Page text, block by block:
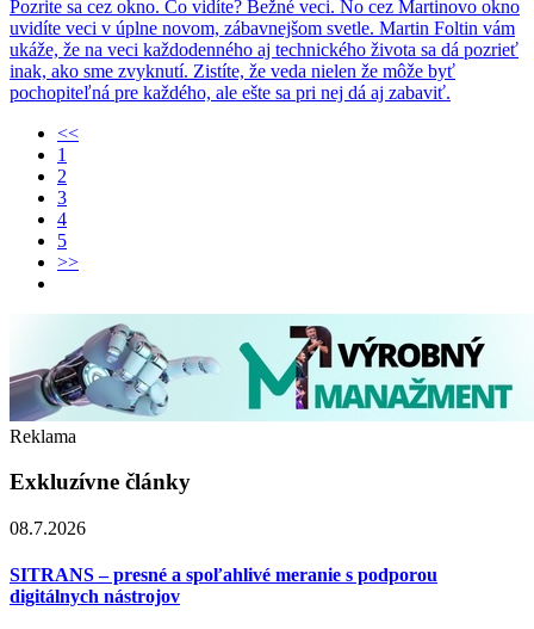
Pozrite sa cez okno. Čo vidíte? Bežné veci. No cez Martinovo okno
uvidíte veci v úplne novom, zábavnejšom svetle. Martin Foltin vám
ukáže, že na veci každodenného aj technického života sa dá pozrieť
inak, ako sme zvyknutí. Zistíte, že veda nielen že môže byť
pochopiteľná pre každého, ale ešte sa pri nej dá aj zabaviť.
<<
1
2
3
4
5
>>
Reklama
Exkluzívne články
08.7.2026
SITRANS – presné a spoľahlivé meranie s podporou
digitálnych nástrojov